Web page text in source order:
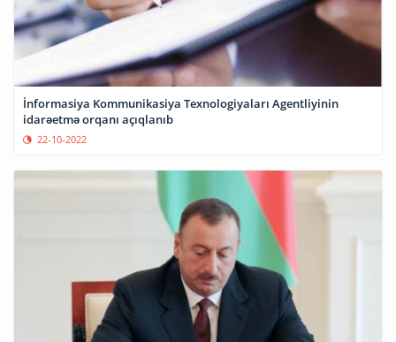
İnformasiya Kommunikasiya Texnologiyaları Agentliyinin
idarəetmə orqanı açıqlanıb
22-10-2022